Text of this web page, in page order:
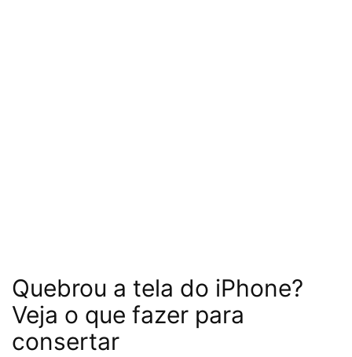
Quebrou a tela do iPhone?
Veja o que fazer para
consertar